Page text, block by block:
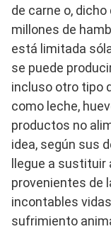
de carne o,
millones de
está limitada
se puede
incluso otro tipo
como leche,
productos no
idea, según sus
llegue a
provenientes de
incontables
sufrimiento